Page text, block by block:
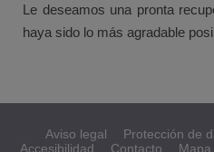
Le deseamos una pronta
haya sido lo más agradable
Aviso legal Protección de
Accesibilidad
Contacto Mapa